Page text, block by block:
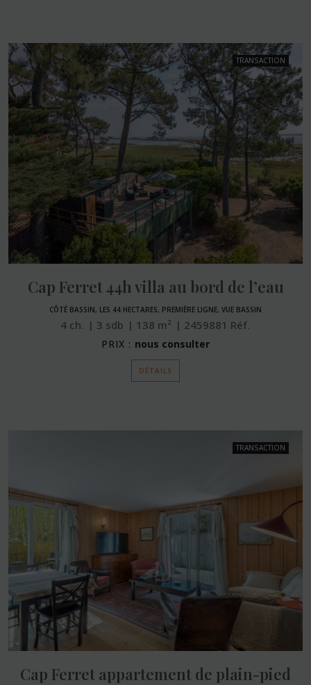
TRANSACTION
Cap Ferret 44h villa au bord de l’eau
CÔTÉ BASSIN, LES 44 HECTARES, PREMIÈRE LIGNE, VUE BASSIN
4 ch. 3 sdb 138 m² 2459881 Réf.
PRIX : nous consulter
DÉTAILS
TRANSACTION
Cap Ferret appartement de plain-pied